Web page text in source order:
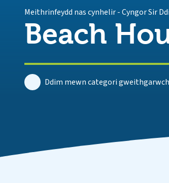
Meithrinfeydd nas cynhelir-Cyngor Sir
Beach
Ddim mewn categori